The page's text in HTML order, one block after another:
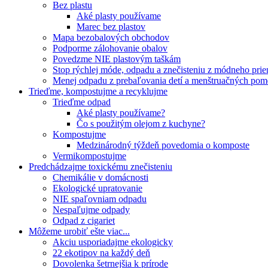
Bez plastu
Aké plasty používame
Marec bez plastov
Mapa bezobalových obchodov
Podporme zálohovanie obalov
Povedzme NIE plastovým taškám
Stop rýchlej móde, odpadu a znečisteniu z módneho
Menej odpadu z prebaľovania detí a menštruačných
Trieďme, kompostujme a recyklujme
Trieďme odpad
Aké plasty používame?
Čo s použitým olejom z kuchyne?
Kompostujme
Medzinárodný týždeň povedomia o komposte
Vermikompostujme
Predchádzajme toxickému znečisteniu
Chemikálie v domácnosti
Ekologické upratovanie
NIE spaľovniam odpadu
Nespaľujme odpady
Odpad z cigariet
Môžeme urobiť ešte viac...
Akciu usporiadajme ekologicky
22 ekotipov na každý deň
Dovolenka šetrnejšia k prírode